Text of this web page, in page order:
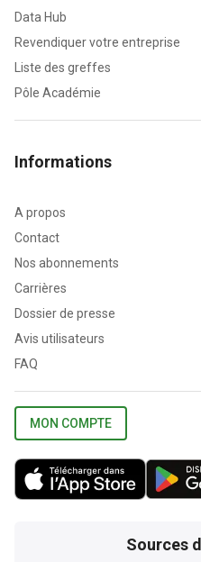
Data Hub
Revendiquer votre entreprise
Liste des greffes
Pôle Académie
Informations
A propos
Contact
Nos abonnements
Carrières
Dossier de presse
Avis utilisateurs
FAQ
MON COMPTE
Sources